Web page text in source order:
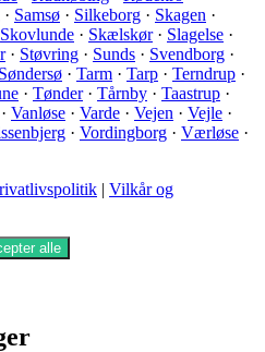
· Samsø · Silkeborg · Skagen ·
Skovlunde · Skælskør· Slagelse ·
· Støvring · Sunds · Svendborg ·
Søndersø · Tarm · Tarp · Terndrup ·
· Tønder· Tårnby · Taastrup ·
· Vanløse · Varde · Vejen · Vejle ·
· Vordingborg · Værløse ·
| Vilkår og
alle